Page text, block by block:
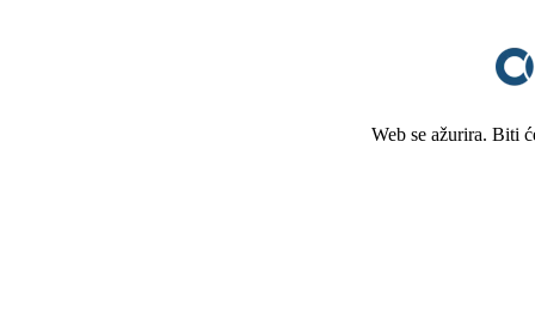
Web se ažurira. Biti